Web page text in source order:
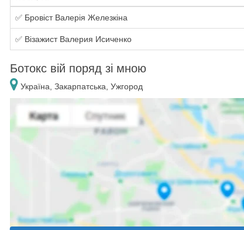
✅ Бровіст Валерія Железкіна
✅ Візажист Валерия Исиченко
Ботокс вій поряд зі мною
Україна, Закарпатська, Ужгород